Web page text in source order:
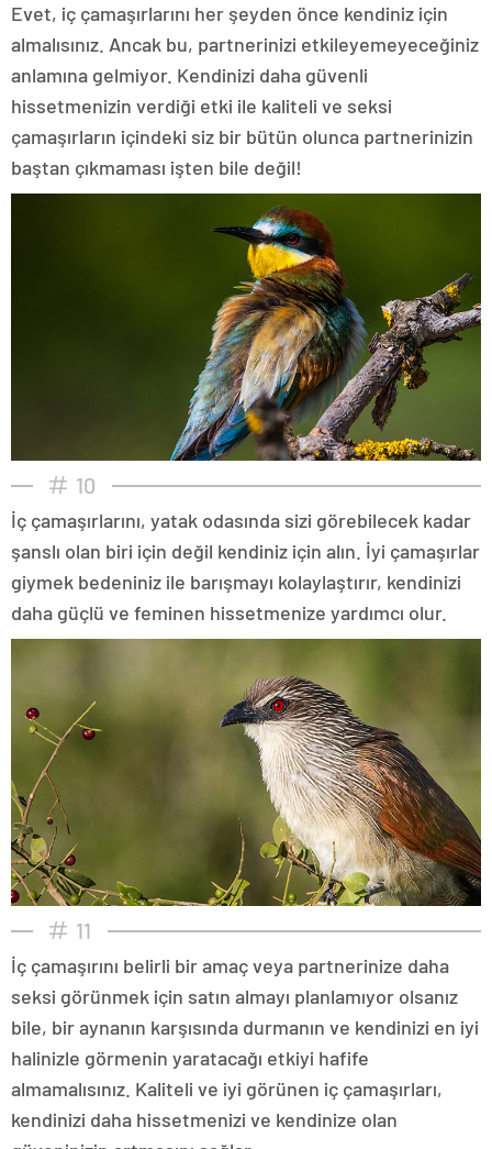
Evet, iç çamaşırlarını her şeyden önce kendiniz için
almalısınız. Ancak bu, partnerinizi etkileyemeyeceğiniz
anlamına gelmiyor. Kendinizi daha güvenli
hissetmenizin verdiği etki ile kaliteli ve seksi
çamaşırların içindeki siz bir bütün olunca partnerinizin
baştan çıkmaması işten bile değil!
10
İç çamaşırlarını, yatak odasında sizi görebilecek kadar
şanslı olan biri için değil kendiniz için alın. İyi çamaşırlar
giymek bedeniniz ile barışmayı kolaylaştırır, kendinizi
daha güçlü ve feminen hissetmenize yardımcı olur.
11
İç çamaşırını belirli bir amaç veya partnerinize daha
seksi görünmek için satın almayı planlamıyor olsanız
bile, bir aynanın karşısında durmanın ve kendinizi en iyi
halinizle görmenin yaratacağı etkiyi hafife
almamalısınız. Kaliteli ve iyi görünen iç çamaşırları,
kendinizi daha hissetmenizi ve kendinize olan